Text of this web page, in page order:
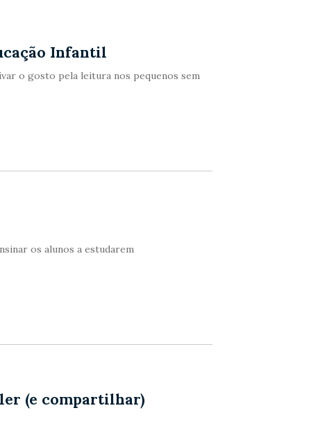
Infantil
o gosto pela leitura nos pequenos sem
os alunos a estudarem
(e compartilhar)